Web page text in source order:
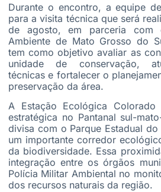
Durante o encontro, a equipe
para a visita técnica que será
de agosto, em parceria com
Ambiente de Mato Grosso do
tem como objetivo avaliar as
unidade de conservação,
técnicas e fortalecer o
preservação da área.
A Estação Ecológica
estratégica no Pantanal sul-
divisa com o Parque Estadual
um importante corredor
da biodiversidade. Essa
integração entre os órgãos
Polícia Militar Ambiental no
dos recursos naturais da região.